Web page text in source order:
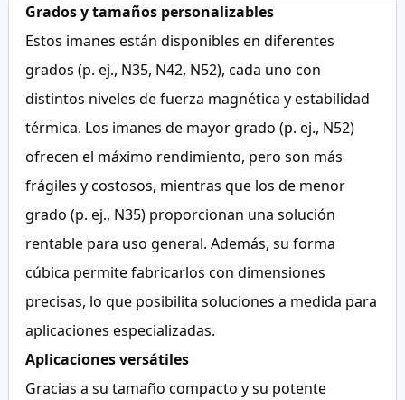
Grados y tamaños personalizables
Estos imanes están disponibles en diferentes
grados (p. ej., N35, N42, N52), cada uno con
distintos niveles de fuerza magnética y estabilidad
térmica. Los imanes de mayor grado (p. ej., N52)
ofrecen el máximo rendimiento, pero son más
frágiles y costosos, mientras que los de menor
grado (p. ej., N35) proporcionan una solución
rentable para uso general. Además, su forma
cúbica permite fabricarlos con dimensiones
precisas, lo que posibilita soluciones a medida para
aplicaciones especializadas.
Aplicaciones versátiles
Gracias a su tamaño compacto y su potente